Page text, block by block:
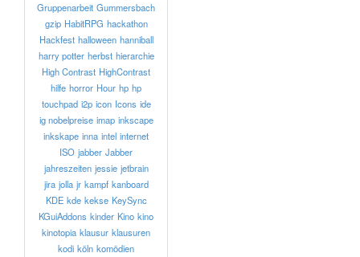
Gruppenarbeit Gummersbach
gzip HabitRPG hackathon
Hackfest halloween hanniball
harry potter herbst hierarchie
High Contrast HighContrast
hilfe horror Hour hp hp
touchpad i2p icon Icons ide
ig nobelpreise imap inkscape
inkskape inna intel internet
ISO jabber Jabber
jahreszeiten jessie jetbrain
jira jolla jr kampf kanboard
KDE kde kekse KeySync
KGuiAddons kinder Kino kino
kinotopia klausur klausuren
kodi köln komödien